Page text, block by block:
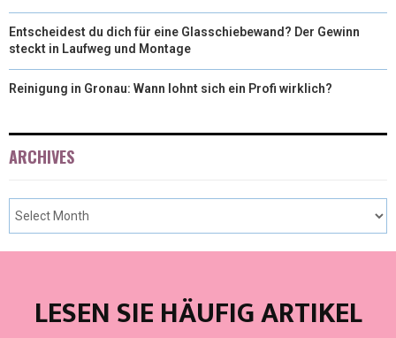
Entscheidest du dich für eine Glasschiebewand? Der Gewinn
steckt in Laufweg und Montage
Reinigung in Gronau: Wann lohnt sich ein Profi wirklich?
ARCHIVES
LESEN SIE HÄUFIG ARTIKEL